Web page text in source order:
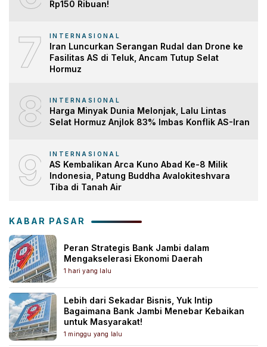
Rp150 Ribuan!
7 INTERNASIONAL
Iran Luncurkan Serangan Rudal dan Drone ke
Fasilitas AS di Teluk, Ancam Tutup Selat
Hormuz
8 INTERNASIONAL
Harga Minyak Dunia Melonjak, Lalu Lintas
Selat Hormuz Anjlok 83% Imbas Konflik AS-Iran
9 INTERNASIONAL
AS Kembalikan Arca Kuno Abad Ke-8 Milik
Indonesia, Patung Buddha Avalokiteshvara
Tiba di Tanah Air
KABAR PASAR
Peran Strategis Bank Jambi dalam
Mengakselerasi Ekonomi Daerah
1 hari yang lalu
Lebih dari Sekadar Bisnis, Yuk Intip
Bagaimana Bank Jambi Menebar Kebaikan
untuk Masyarakat!
1 minggu yang lalu